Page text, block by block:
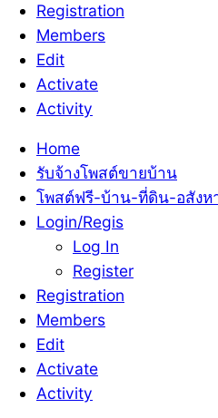
Registration
Members
Edit
Activate
Activity
Home
รับจ้างโพสต์ขายบ้าน
โพสต์ฟรี-บ้าน-ที่ดิน-อสังห
Login/Regis
Log In
Register
Registration
Members
Edit
Activate
Activity